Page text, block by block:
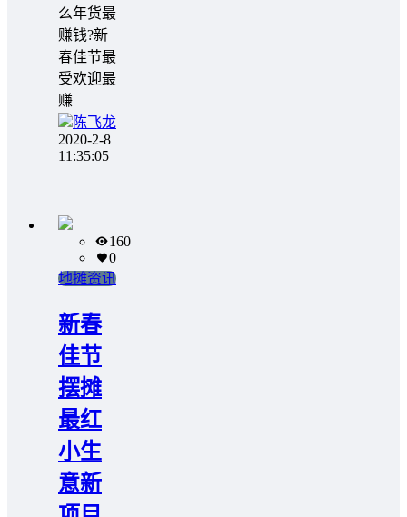
么年货最
赚钱?新
春佳节最
受欢迎最
赚
陈飞龙
2020-2-8
11:35:05
160
0
地摊资讯
新春
佳节
摆摊
最红
小生
意新